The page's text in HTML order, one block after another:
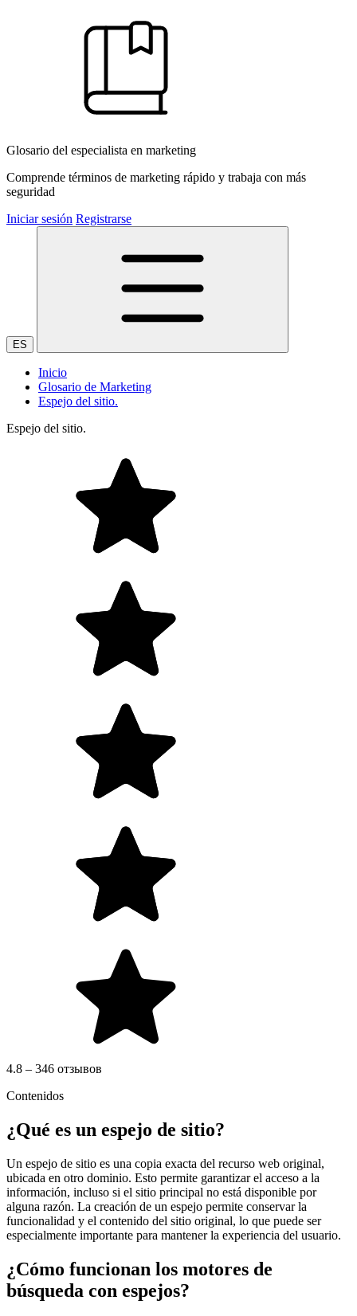
Glosario del especialista en marketing
Comprende términos de marketing rápido y trabaja con más
seguridad
Iniciar sesión Registrarse
ES
Inicio
Glosario de Marketing
Espejo del sitio.
Espejo del sitio.
4.8 – 346 отзывов
Contenidos
¿Qué es un espejo de sitio?
Un espejo de sitio es una copia exacta del recurso web original,
ubicada en otro dominio. Esto permite garantizar el acceso a la
información, incluso si el sitio principal no está disponible por
alguna razón. La creación de un espejo permite conservar la
funcionalidad y el contenido del sitio original, lo que puede ser
especialmente importante para mantener la experiencia del usuario.
¿Cómo funcionan los motores de
búsqueda con espejos?